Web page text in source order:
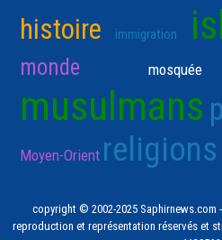
histoire immigration
monde mosquée
musulmans
Moyen-Orient religions
copyright © 2002-2025 Saphirnews.com
reproduction et représentation réservés et